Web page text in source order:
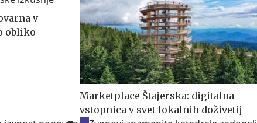
v
obliko
Marketplace Štajerska: digitalna
vstopnica v svet lokalnih doživetij